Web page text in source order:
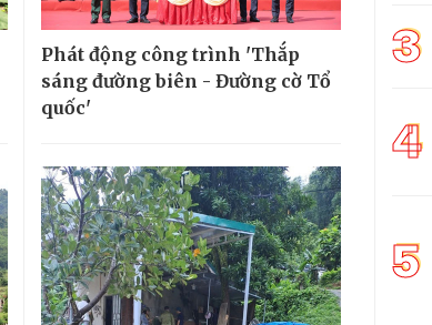
Phát động công trình 'Thắp
sáng đường biên - Đường cờ Tổ
quốc'
3
4
5